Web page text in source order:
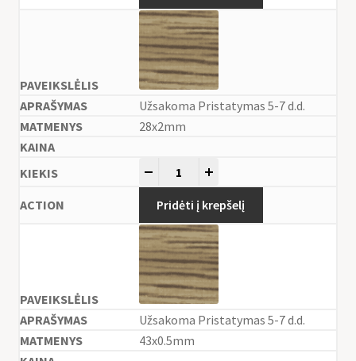
Užsakoma Pristatymas 5-7 d.d.
28x2mm
Pridėti į krepšelį
Užsakoma Pristatymas 5-7 d.d.
43x0.5mm